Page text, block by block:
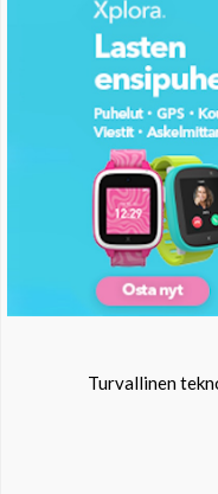
Turvallinen